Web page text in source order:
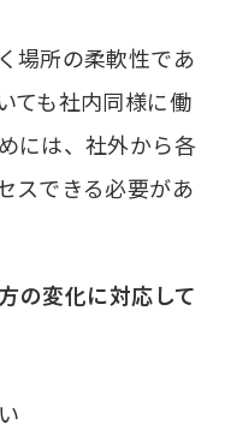
場所の柔軟性であ
ても社内同様に働
には、社外から各
スできる必要があ
の変化に対応して